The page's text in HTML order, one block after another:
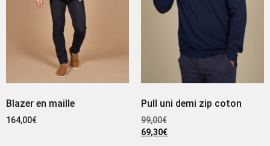
Blazer en maille
164,00€
Pull uni demi zip coton
99,00€
69,30€